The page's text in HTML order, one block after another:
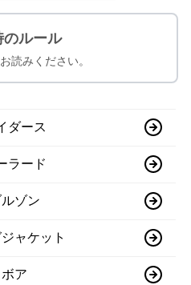
のルール
読みください。
ダース
ラード
ゾン
ャケット
ボア